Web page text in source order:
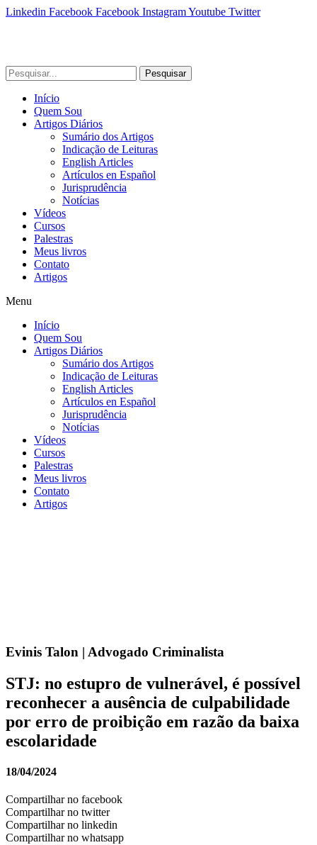
Linkedin Facebook Facebook InstagramYoutube Twitter
Pesquisar
Início
Quem Sou
Artigos Diários
Sumário dos Artigos
Indicação de Leituras
English Articles
Artículos en Español
Jurisprudência
Notícias
Vídeos
Cursos
Palestras
Meus livros
Contato
Artigos
Menu
Início
Quem Sou
Artigos Diários
Sumário dos Artigos
Indicação de Leituras
English Articles
Artículos en Español
Jurisprudência
Notícias
Vídeos
Cursos
Palestras
Meus livros
Contato
Artigos
Evinis Talon | Advogado Criminalista
STJ: no estupro de vulnerável, é possível
reconhecer a ausência de culpabilidade
por erro de proibição em razão da baixa
escolaridade
18/04/2024
Compartilhar no facebook
Compartilhar no twitter
Compartilhar no linkedin
Compartilhar no whatsapp